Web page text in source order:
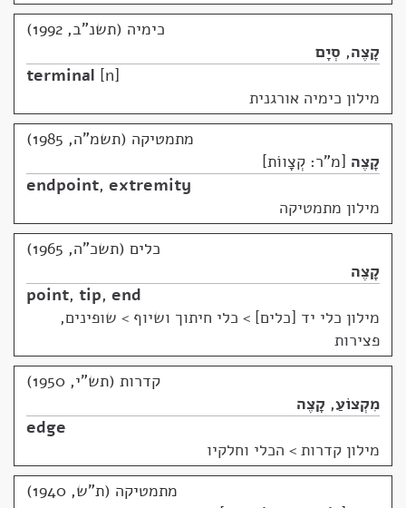
כימיה (תשנ"ב, 1992)
קָצֶה, סְיָם
terminal n
מילון כימיה אורגנית
מתמטיקה (תשמ"ה, 1985)
קָצֶה מ"ר: קְצָווֹת
endpoint, extremity
מילון מתמטיקה
כלים (תשכ"ה, 1965)
קָצֶה
point, tip, end
מילון כלי יד [כלים] > כלי חיתוך ושיוף > שופינים,
פצירות
קדרות (תש"י, 1950)
מִקְצוֹעַ, קָצֶה
edge
מילון קדרות > הכלי וחלקיו
מתמטיקה (ת"ש, 1940)